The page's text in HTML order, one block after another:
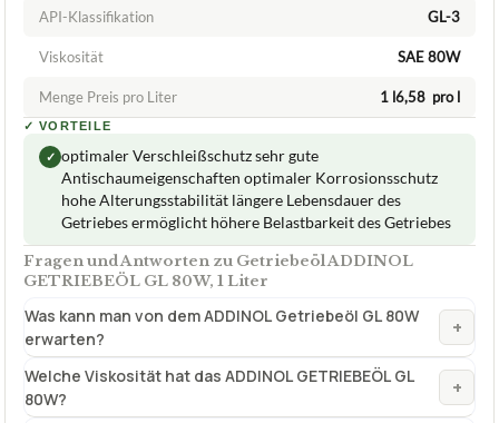
API-Klassifikation GL-3
Viskosität SAE 80W
Menge Preis pro Liter 1 l6,58  pro l
✓ VORTEILE
✓ optimaler Verschleißschutz sehr gute
Antischaumeigenschaften optimaler Korrosionsschutz
hohe Alterungsstabilität längere Lebensdauer des
Getriebes ermöglicht höhere Belastbarkeit des Getriebes
Fragen und Antworten zu Getriebeöl ADDINOL
GETRIEBEÖL GL 80W, 1 Liter
Was kann man von dem ADDINOL Getriebeöl GL 80W
erwarten?
+
Welche Viskosität hat das ADDINOL GETRIEBEÖL GL
80W?
+